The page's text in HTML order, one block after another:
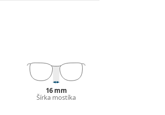
K ich prednostiam
ich ochrana
sa môžu líšiť.
o okuliare. Niektoré
16 mm
Šírka mostíka